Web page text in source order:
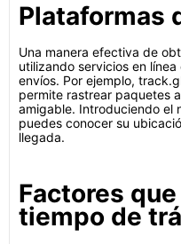
Plataformas
Una manera efectiva de
utilizando servicios en
envíos. Por ejemplo,
permite rastrear paquetes
amigable. Introduciendo el
puedes conocer su
llegada.
Factores
tiempo de